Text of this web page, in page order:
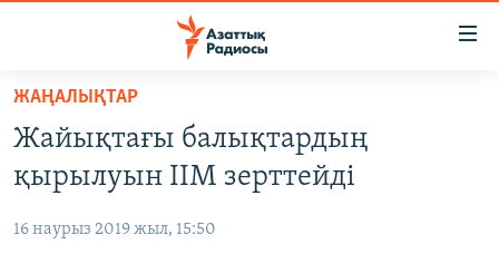
Skip
main
content
to
AZATTYQTV
ҚАҢТАР ОҚИҒАСЫ
ЖАҢАЛЫҚТАР
Жайықтағы балықтардың
қырылуын ІІМ зерттейді
16 наурыз 2019 жыл, 15:50